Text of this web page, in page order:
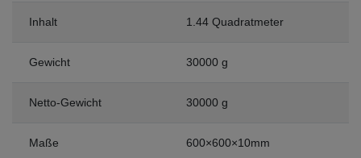
Inhalt 1.44 Quadratmeter
Gewicht 30000 g
Netto-Gewicht 30000 g
Maße 600×600×10mm